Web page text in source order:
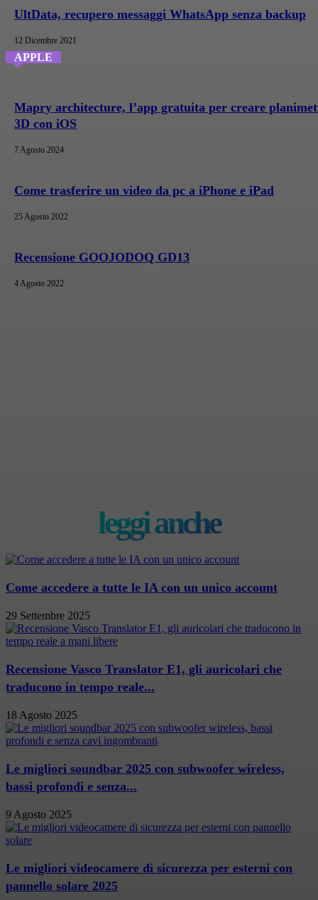
UltData, recupero messaggi WhatsApp senza backup
12 Dicembre 2021
APPLE
Mapry architecture, l’app gratuita per creare
3D con iOS
7 Agosto 2024
Come trasferire un video da pc a iPhone e iPad
25 Agosto 2022
Recensione GOOJODOQ GD13
4 Agosto 2022
leggi anche
Come accedere a tutte le IA con un unico account
29 Settembre 2025
Recensione Vasco Translator E1, gli auricolari che
traducono in tempo reale...
18 Agosto 2025
Le migliori soundbar 2025 con subwoofer wireless,
bassi profondi e senza...
9 Agosto 2025
Le migliori videocamere di sicurezza per esterni con
pannello solare 2025